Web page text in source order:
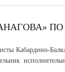
Кабардино-